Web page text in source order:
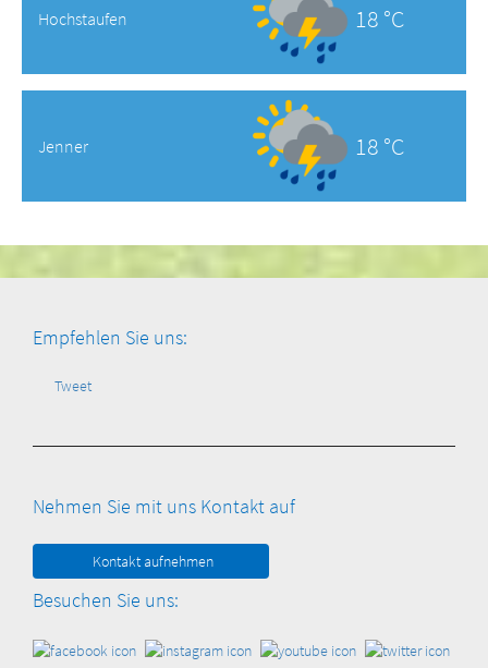
Hochstaufen 18 °C
Jenner 18 °C
Empfehlen Sie uns:
Tweet
Nehmen Sie mit uns Kontakt auf
Kontakt aufnehmen
Besuchen Sie uns: